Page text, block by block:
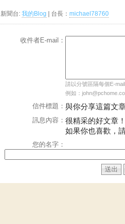
新聞台: 我的Blog | 台長： michael78760
收件者E-mail：
請以分號區隔每個E-mail
例如：
信件標題： 與你分享這篇文
訊息內容： 很精采的好文章！
如果你也喜歡，
您的名字：